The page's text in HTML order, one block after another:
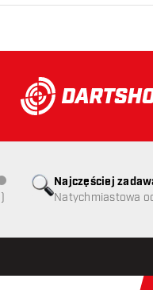
Darmowa
Najczęściej
Natychmiastowa
klienta niedostępna